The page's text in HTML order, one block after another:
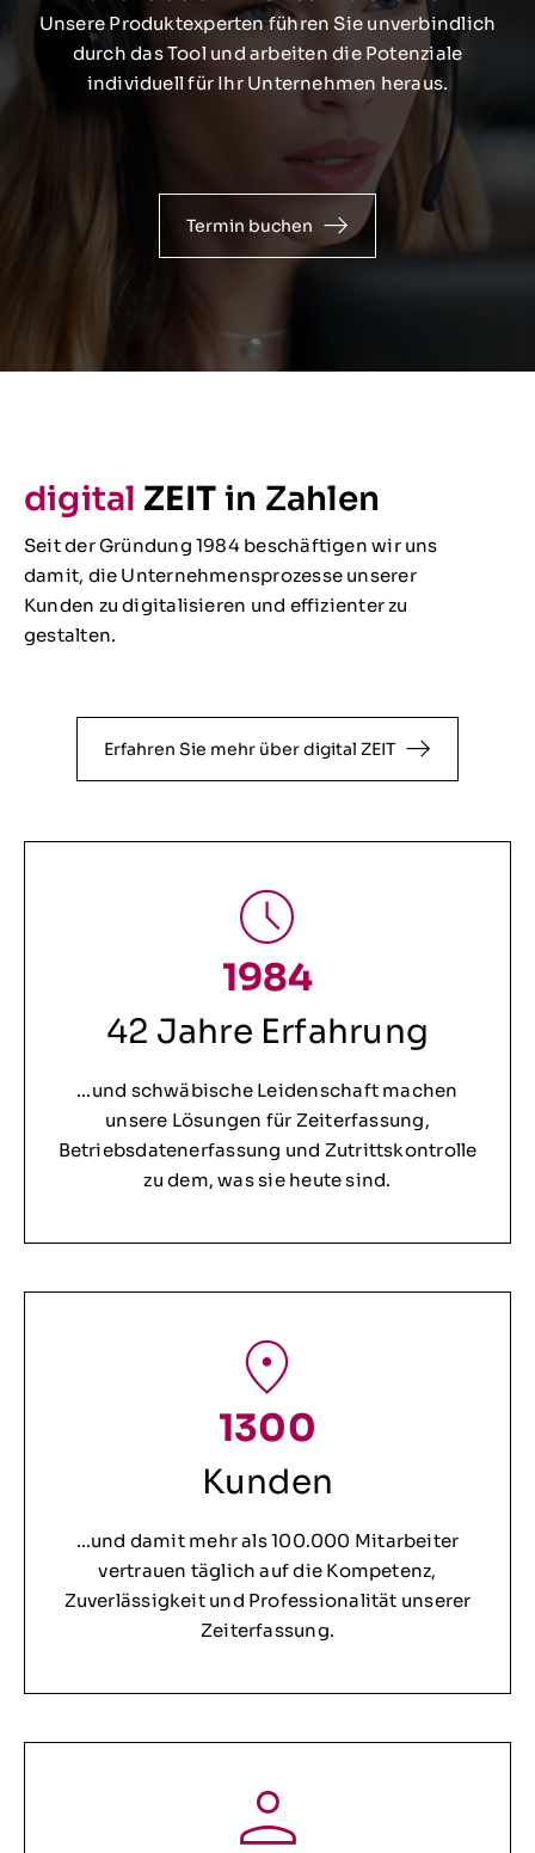
Unsere Produktexperten führen Sie unverbindlich
durch das Tool und arbeiten die Potenziale
individuell für Ihr Unternehmen heraus.
Termin buchen
1984
42 Jahre Erfahrung
…und schwäbische Leidenschaft machen
unsere Lösungen für Zeiterfassung,
Betriebsdatenerfassung und Zutrittskontrolle
zu dem, was sie heute sind.
1300
Kunden
…und damit mehr als 100.000 Mitarbeiter
vertrauen täglich auf die Kompetenz,
Zuverlässigkeit und Professionalität unserer
Zeiterfassung.
digital ZEIT in Zahlen
Seit der Gründung 1984 beschäftigen wir uns
damit, die Unternehmensprozesse unserer
Kunden zu digitalisieren und effizienter zu
gestalten.
Erfahren Sie mehr über digital ZEIT